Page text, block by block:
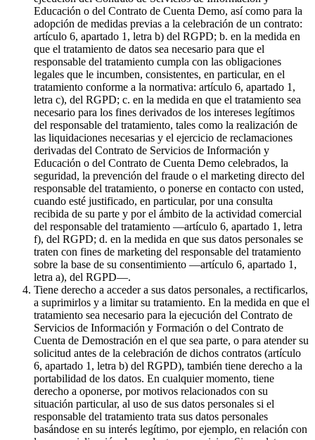
Educación o del Contrato de Cuenta Demo, así como para la
adopción de medidas previas a la celebración de un contrato:
artículo 6, apartado 1, letra b) del RGPD; b. en la medida en
que el tratamiento de datos sea necesario para que el
responsable del tratamiento cumpla con las obligaciones
legales que le incumben, consistentes, en particular, en el
tratamiento conforme a la normativa: artículo 6, apartado 1,
letra c), del RGPD; c. en la medida en que el tratamiento sea
necesario para los fines derivados de los intereses legítimos
del responsable del tratamiento, tales como la realización de
las liquidaciones necesarias y el ejercicio de reclamaciones
derivadas del Contrato de Servicios de Información y
Educación o del Contrato de Cuenta Demo celebrados, la
seguridad, la prevención del fraude o el marketing directo del
responsable del tratamiento, o ponerse en contacto con usted,
cuando esté justificado, en particular, por una consulta
recibida de su parte y por el ámbito de la actividad comercial
del responsable del tratamiento —artículo 6, apartado 1, letra
f), del RGPD; d. en la medida en que sus datos personales se
traten con fines de marketing del responsable del tratamiento
sobre la base de su consentimiento —artículo 6, apartado 1,
letra a), del RGPD—.
Tiene derecho a acceder a sus datos personales, a rectificarlos,
a suprimirlos y a limitar su tratamiento. En la medida en que el
tratamiento sea necesario para la ejecución del Contrato de
Servicios de Información y Formación o del Contrato de
Cuenta de Demostración en el que sea parte, o para atender su
solicitud antes de la celebración de dichos contratos (artículo
6, apartado 1, letra b) del RGPD), también tiene derecho a la
portabilidad de los datos. En cualquier momento, tiene
derecho a oponerse, por motivos relacionados con su
situación particular, al uso de sus datos personales si el
responsable del tratamiento trata sus datos personales
basándose en su interés legítimo, por ejemplo, en relación con